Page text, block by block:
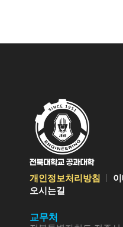
개인정보처리방침
오시는길
교무처